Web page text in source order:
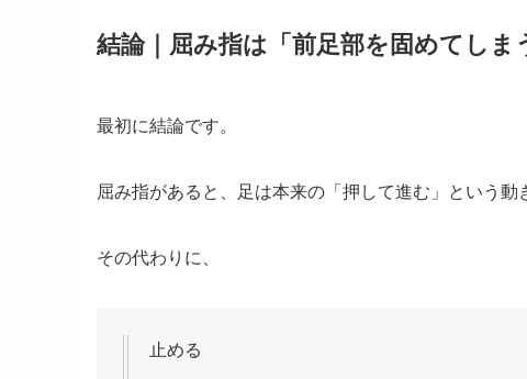
結論｜屈み指は「前足部を固めてし
最初に結論です。
屈み指があると、足は本来の「押して進む」という動
その代わりに、
止める